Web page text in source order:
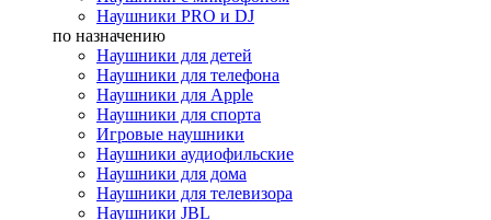
Наушники PRO и DJ
по назначению
Наушники для детей
Наушники для телефона
Наушники для Apple
Наушники для спорта
Игровые наушники
Наушники аудиофильские
Наушники для дома
Наушники для телевизора
Наушники JBL